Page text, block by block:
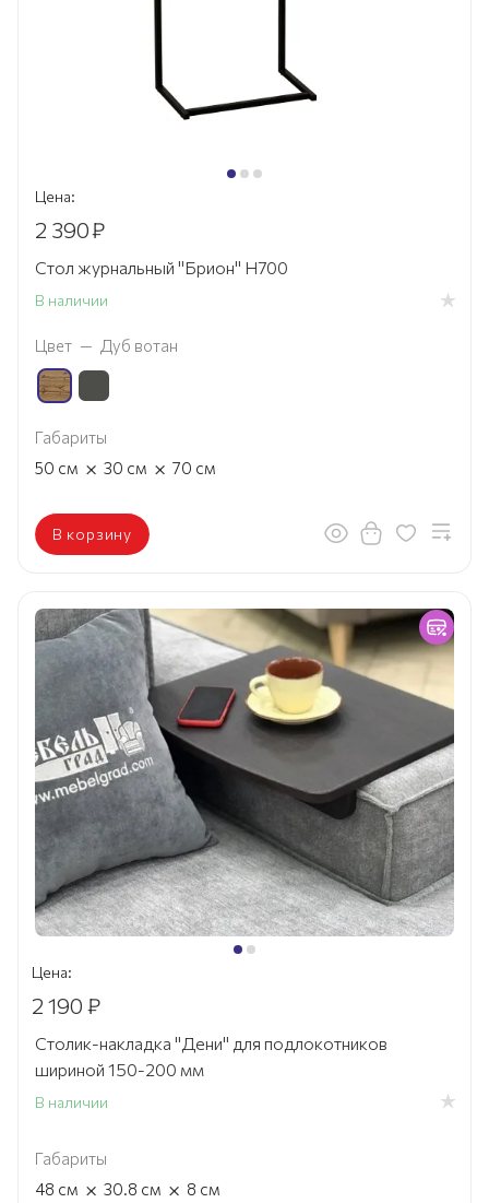
Цена:
2 390₽
Стол журнальный "Брион" H700
В наличии
Цвет — Дуб вотан
Габариты
50 см × 30 см × 70 см
В корзину
Цена:
2 190 ₽
Столик-накладка "Дени" для подлокотников
шириной 150-200 мм
В наличии
Габариты
48 см × 30.8 см × 8 см